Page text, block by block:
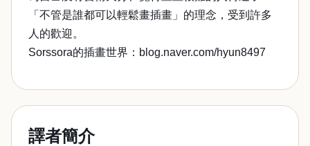
「不管是誰都可以輕鬆畫插畫」的理念，受到許多
人的歡迎。
Sorssora的插畫世界：blog.naver.com/hyun8497
譯者簡介